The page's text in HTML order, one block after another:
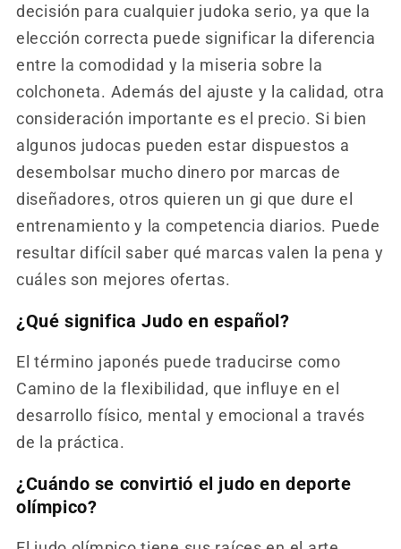
decisión para cualquier judoka serio, ya que la
elección correcta puede significar la diferencia
entre la comodidad y la miseria sobre la
colchoneta. Además del ajuste y la calidad, otra
consideración importante es el precio. Si bien
algunos judocas pueden estar dispuestos a
desembolsar mucho dinero por marcas de
diseñadores, otros quieren un gi que dure el
entrenamiento y la competencia diarios. Puede
resultar difícil saber qué marcas valen la pena y
cuáles son mejores ofertas.
¿Qué significa Judo en español?
El término japonés puede traducirse como
Camino de la flexibilidad, que influye en el
desarrollo físico, mental y emocional a través
de la práctica.
¿Cuándo se convirtió el judo en deporte
olímpico?